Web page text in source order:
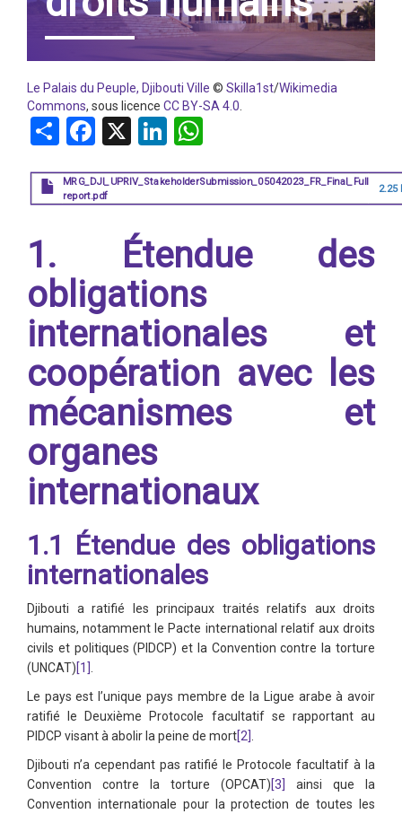
Le Palais du Peuple, Djibouti Ville © Skilla1st/Wikimedia
Commons, sous licence CC BY-SA 4.0
ShareFacebook
X LinkedIn
MRG_DJI_UPRIV_StakeholderSubmission_05042023_FR_Final_Full
report.pdf
2.25
1. Étendue des
obligations
internationales et
coopération avec les
mécanismes et
organes
internationaux
1.1 Étendue des obligations
internationales
Djibouti a ratifié les principaux traités relatifs aux droits
humains, notamment le Pacte international relatif aux droits
civils et politiques (PIDCP) et la Convention contre la torture
(UNCAT)[1] .
Le pays est l’unique pays membre de la Ligue arabe à avoir
ratifié le Deuxième Protocole facultatif se rapportant au
PIDCP visant à abolir la peine de mort[2] .
Djibouti n’a cependant pas ratifié le Protocole facultatif à la
Convention contre la torture (OPCAT)[3]
ainsi que la
Convention internationale pour la protection de toutes les